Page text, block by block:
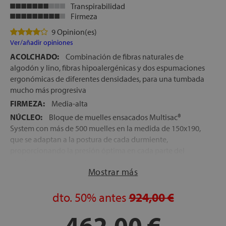
Transpirabilidad
Firmeza
9 Opinion(es)
Ver/añadir opiniones
ACOLCHADO:
Combinación de fibras naturales de
algodón y lino, fibras hipoalergénicas y dos espumaciones
ergonómicas de diferentes densidades, para una tumbada
mucho más progresiva
FIRMEZA:
Media-alta
NÚCLEO:
Bloque de muelles ensacados Multisac®
System con más de 500 muelles en la medida de 150x190,
que se adaptan a la postura de cada durmiente,
Tejido a base de bambú, de máximo
de muelles ensacados, favorecen una continua circulación
ENCAPSULADO PERIMETRAL: Todo el perímetro del
Mostrar más
dto. 50% antes924,00 €